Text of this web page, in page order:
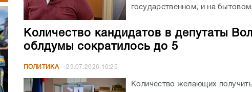
государственном, и на
Количество кандидатов в депутаты
облдумы сократилось до 5
ПОЛИТИКА 29.07.2026 10:25
Количество желающих